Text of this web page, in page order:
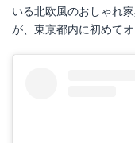
いる北欧風のおしゃれ
が、東京都内に初めて